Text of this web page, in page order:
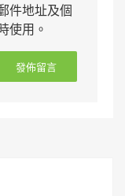
件地址及個
使用。